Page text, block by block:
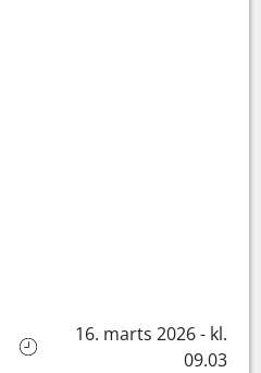
16. marts 2026 - kl.
09.03